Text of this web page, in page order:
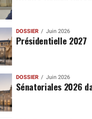
DOSSIER Juin 2026
Présidentielle 2027
DOSSIER Juin 2026
Sénatoriales 2026